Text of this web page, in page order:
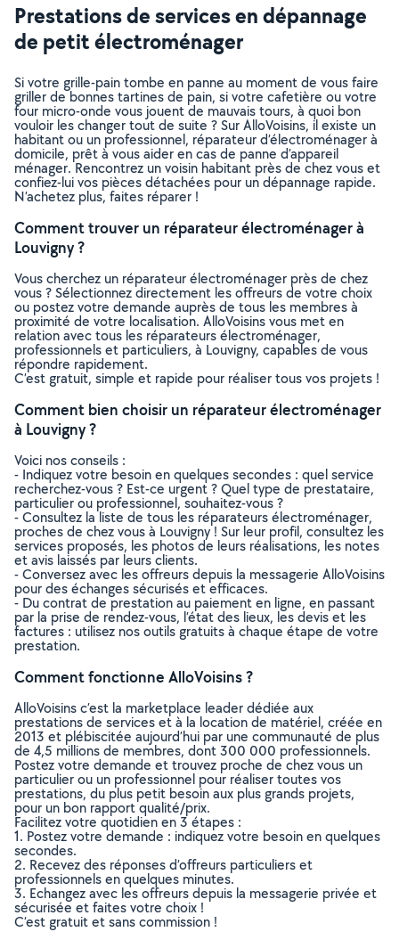
Prestations de services en dépannage
de petit électroménager
Si votre grille-pain tombe en panne au moment de vous faire
griller de bonnes tartines de pain, si votre cafetière ou votre
four micro-onde vous jouent de mauvais tours, à quoi bon
vouloir les changer tout de suite ? Sur AlloVoisins, il existe un
habitant ou un professionnel, réparateur d’électroménager à
domicile, prêt à vous aider en cas de panne d’appareil
ménager. Rencontrez un voisin habitant près de chez vous et
confiez-lui vos pièces détachées pour un dépannage rapide.
N’achetez plus, faites réparer !
Comment trouver un réparateur électroménager à
Louvigny ?
Vous cherchez un réparateur électroménager près de chez
vous ? Sélectionnez directement les offreurs de votre choix
ou postez votre demande auprès de tous les membres à
proximité de votre localisation. AlloVoisins vous met en
relation avec tous les réparateurs électroménager,
professionnels et particuliers, à Louvigny, capables de vous
répondre rapidement.
C’est gratuit, simple et rapide pour réaliser tous vos projets !
Comment bien choisir un réparateur électroménager
à Louvigny ?
Voici nos conseils :
- Indiquez votre besoin en quelques secondes : quel service
recherchez-vous ? Est-ce urgent ? Quel type de prestataire,
particulier ou professionnel, souhaitez-vous ?
- Consultez la liste de tous les réparateurs électroménager,
proches de chez vous à Louvigny ! Sur leur profil, consultez les
services proposés, les photos de leurs réalisations, les notes
et avis laissés par leurs clients.
- Conversez avec les offreurs depuis la messagerie AlloVoisins
pour des échanges sécurisés et efficaces.
- Du contrat de prestation au paiement en ligne, en passant
par la prise de rendez-vous, l’état des lieux, les devis et les
factures : utilisez nos outils gratuits à chaque étape de votre
prestation.
Comment fonctionne AlloVoisins ?
AlloVoisins c’est la marketplace leader dédiée aux
prestations de services et à la location de matériel, créée en
2013 et plébiscitée aujourd’hui par une communauté de plus
de 4,5 millions de membres, dont 300 000 professionnels.
Postez votre demande et trouvez proche de chez vous un
particulier ou un professionnel pour réaliser toutes vos
prestations, du plus petit besoin aux plus grands projets,
pour un bon rapport qualité/prix.
Facilitez votre quotidien en 3 étapes :
1. Postez votre demande : indiquez votre besoin en quelques
secondes.
2. Recevez des réponses d’offreurs particuliers et
professionnels en quelques minutes.
3. Echangez avec les offreurs depuis la messagerie privée et
sécurisée et faites votre choix !
C’est gratuit et sans commission !